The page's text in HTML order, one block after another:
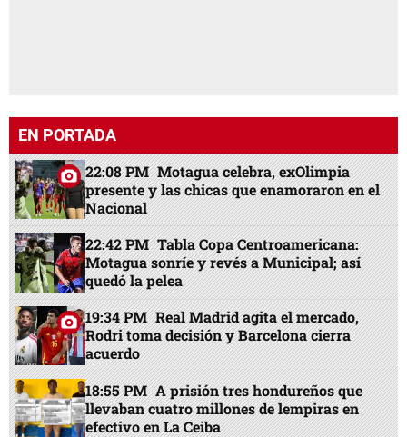
EN PORTADA
22:08 PM Motagua celebra, exOlimpia
presente y las chicas que enamoraron en el
Nacional
22:42 PM Tabla Copa Centroamericana:
Motagua sonríe y revés a Municipal; así
quedó la pelea
19:34 PM Real Madrid agita el mercado,
Rodri toma decisión y Barcelona cierra
acuerdo
18:55 PM A prisión tres hondureños que
llevaban cuatro millones de lempiras en
efectivo en La Ceiba